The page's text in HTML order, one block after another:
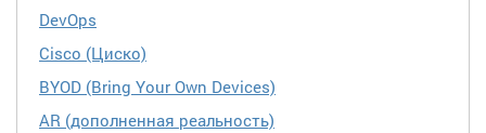
DevOps
Cisco (Циско)
BYOD (Bring Your Own Devices)
AR (дополненная реальность)